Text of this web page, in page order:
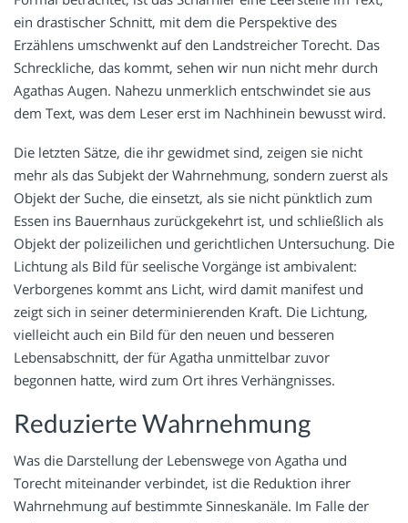
ein drastischer Schnitt, mit dem die Perspektive des
Erzählens umschwenkt auf den Landstreicher Torecht. Das
Schreckliche, das kommt, sehen wir nun nicht mehr durch
Agathas Augen. Nahezu unmerklich entschwindet sie aus
dem Text, was dem Leser erst im Nachhinein bewusst wird.
Die letzten Sätze, die ihr gewidmet sind, zeigen sie nicht
mehr als das Subjekt der Wahrnehmung, sondern zuerst als
Objekt der Suche, die einsetzt, als sie nicht pünktlich zum
Essen ins Bauernhaus zurückgekehrt ist, und schließlich als
Objekt der polizeilichen und gerichtlichen Untersuchung. Die
Lichtung als Bild für seelische Vorgänge ist ambivalent:
Verborgenes kommt ans Licht, wird damit manifest und
zeigt sich in seiner determinierenden Kraft. Die Lichtung,
vielleicht auch ein Bild für den neuen und besseren
Lebensabschnitt, der für Agatha unmittelbar zuvor
begonnen hatte, wird zum Ort ihres Verhängnisses.
Reduzierte Wahrnehmung
Was die Darstellung der Lebenswege von Agatha und
Torecht miteinander verbindet, ist die Reduktion ihrer
Wahrnehmung auf bestimmte Sinneskanäle. Im Falle der